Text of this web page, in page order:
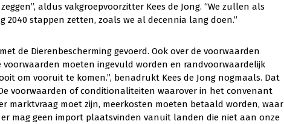
aldus vakgroepvoorzitter Kees de Jong. “We zullen als
2040 stappen zetten, zoals we al decennia lang doen.”
de Dierenbescherming gevoerd. Ook over de voorwaarden
moeten ingevuld worden en randvoorwaardelijk
om vooruit te komen.”, benadrukt Kees de Jong nogmaals. Dat
voorwaarden of conditionaliteiten waarover in het convenant
marktvraag moet zijn, meerkosten moeten betaald worden, waar
mag geen import plaatsvinden vanuit landen die niet aan onze